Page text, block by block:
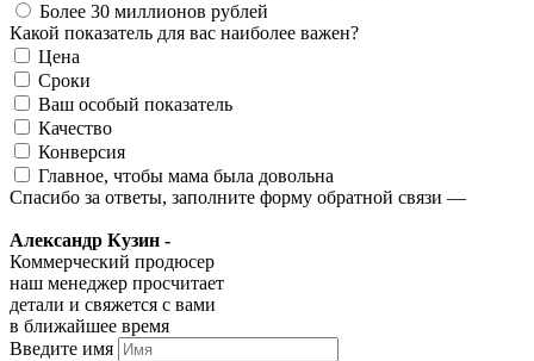
Более 30 миллионов рублей
Какой показатель для вас наиболее важен?
Цена
Сроки
Ваш особый показатель
Качество
Конверсия
Главное, чтобы мама была довольна
Спасибо за ответы, заполните форму обратной связи —
Александр Кузин -
Коммерческий продюсер
наш менеджер просчитает
детали и свяжется с вами
в ближайшее время
Введите имя